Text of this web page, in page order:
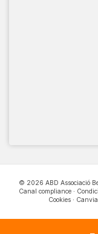
© 2026 ABD Associació
Canal compliance ·
Cookies ·